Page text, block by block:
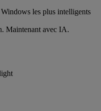
les plus intelligents
Maintenant avec IA.